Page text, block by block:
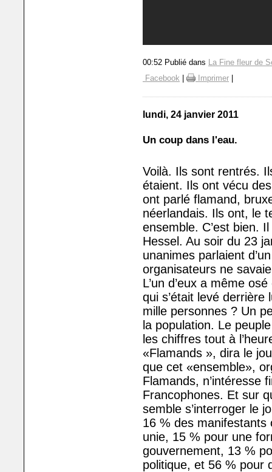
00:52 Publié dans La Fine fleur de
Facebook
Imprimer
lundi, 24 janvier 2011
Un coup dans l'eau.
Voilà. Ils sont rentrés.
étaient. Ils ont vécu
ont parlé flamand,
néerlandais. Ils ont, le
ensemble. C’est bien.
Hessel. Au soir du 23
unanimes parlaient
organisateurs ne
L’un d’eux a même
qui s’était levé
mille personnes ? Un
la population. Le
les chiffres tout à
«Flamands », dira le
que cet «ensemble»,
Flamands, n’intéresse
Francophones. Et sur
semble s’interroger le
16 % des manifestants
unie, 15 % pour une
gouvernement, 13 %
politique, et 56 % pour